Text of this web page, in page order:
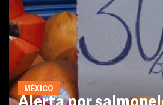
MÉXICO